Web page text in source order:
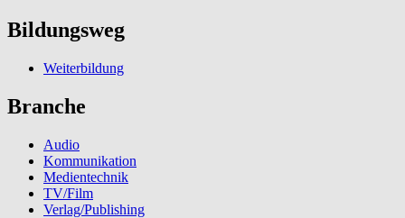
Bildungsweg
Weiterbildung
Branche
Audio
Kommunikation
Medientechnik
TV/Film
Verlag/Publishing